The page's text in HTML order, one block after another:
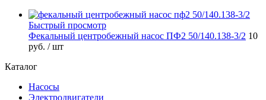
Быстрый просмотр
Фекальный центробежный насос ПФ2 50/140.138-3/2 10
руб. / шт
Каталог
Насосы
Электродвигатели